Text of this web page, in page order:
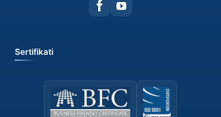
Sertifikati